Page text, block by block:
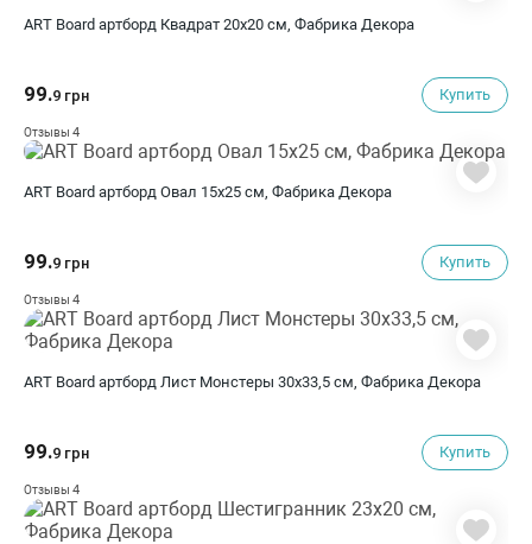
ART Board артборд Квадрат 20х20 см, Фабрика Декора
99.9 грн Купить
Отзывы 4
ART Board артборд Овал 15х25 см, Фабрика Декора
99.9 грн Купить
Отзывы 4
ART Board артборд Лист Монстеры 30х33,5 см, Фабрика Декора
99.9 грн Купить
Отзывы 4